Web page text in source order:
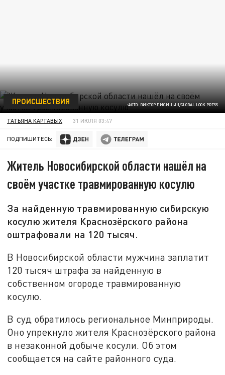
ФОТО: ВИКТОР ЛИСИЦЫН/GLOBAL LOOK PRESS
ПРОИСШЕСТВИЯ
ТАТЬЯНА КАРТАВЫХ 31 ИЮЛЯ 03:47
ПОДПИШИТЕСЬ:
Житель Новосибирской области нашёл на
своём участке травмированную косулю
За найденную травмированную сибирскую
косулю жителя Краснозёрского района
оштрафовали на 120 тысяч.
В Новосибирской области мужчина заплатит
120 тысяч штрафа за найденную в
собственном огороде травмированную
косулю.
В суд обратилось региональное Минприроды.
Оно упрекнуло жителя Краснозёрского района
в незаконной добыче косули. Об этом
сообщается на сайте районного суда.